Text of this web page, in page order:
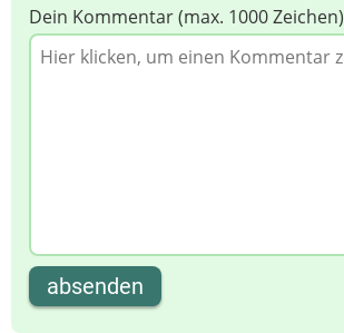
Dein Kommentar (max. 1000 Zeichen)
absenden